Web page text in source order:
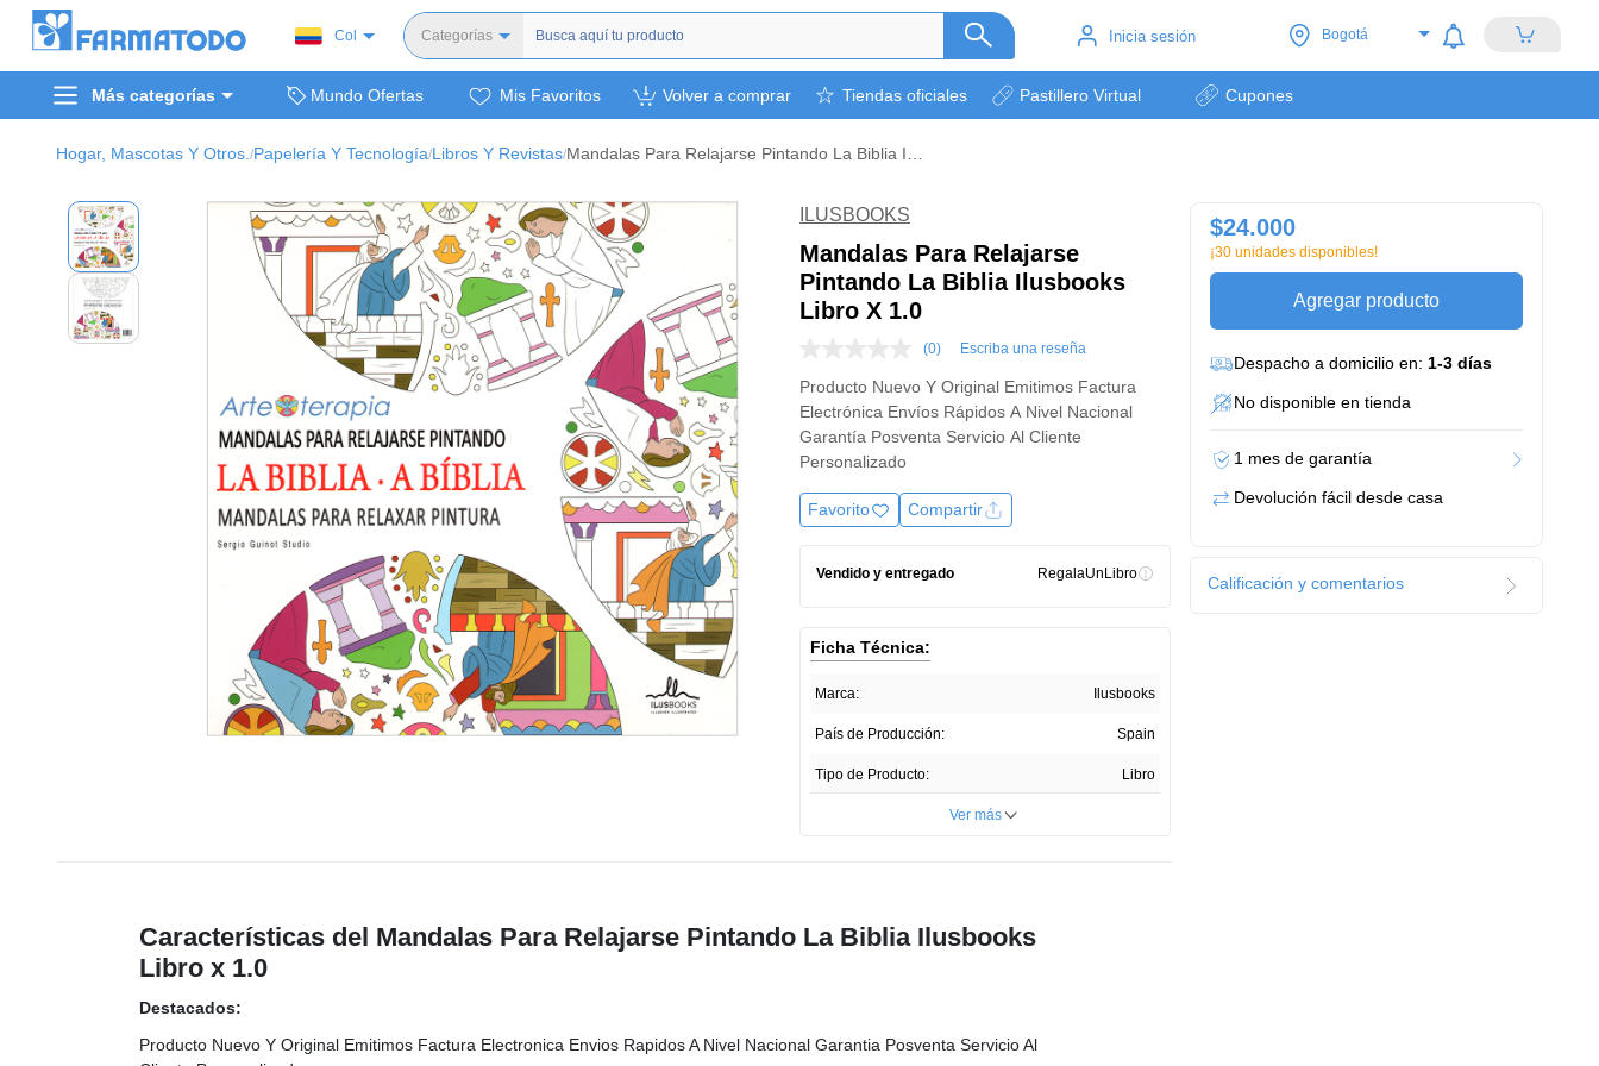
Col
Categorías
Dermocosmética
Cuidado del bebé
Cuidado personal
Alimentos y bebidas
Hogar, mascotas y otros.
Bienestar y nutrición deportiva
Inicia sesión Bogotá
Más categorías Mundo Ofertas Mis Favoritos Volver a comprar Tiendas oficiales Pastillero Virtual Cupones
Hogar, Mascotas Y Otros. /Papelería Y Tecnología/Libros Y Revistas/
ILUSBOOKS
Mandalas Para Relajarse
Pintando La Biblia Ilusbooks
Libro X 1.0
puntuación
Enlace
en
la
misma
página.
(0) Escriba una reseña
Producto Nuevo Y Original Emitimos Factura
Electrónica Envíos Rápidos A Nivel Nacional
Garantía Posventa Servicio Al Cliente
Personalizado
Favorito Compartir
Vendido y entregado RegalaUnLibro
Ficha Técnica:
Marca: Ilusbooks
País de Producción: Spain
Tipo de Producto: Libro
Unidades por paquete:Ver más
Características del Mandalas Para Relajarse Pintando La Biblia Ilusbooks
Libro x 1.0
Destacados:
Producto Nuevo Y Original Emitimos Factura Electronica Envios Rapidos A Nivel Nacional Garantia Posventa Servicio Al
$24.000
¡30 unidades disponibles!
Agregar producto
Despacho a domicilio en: 1-3 días
No disponible en tienda
1 mes de garantía
Devolución fácil desde casa
Calificación y comentarios